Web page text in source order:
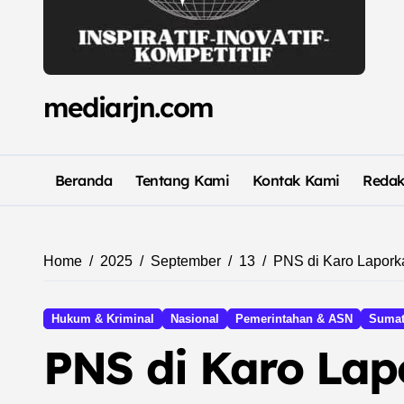
mediarjn.com
Beranda Tentang Kami Kontak Kami
Home 2025 September 13 PNS di Karo
Hukum & Kriminal Nasional Pemerintahan & ASN
PNS di Karo